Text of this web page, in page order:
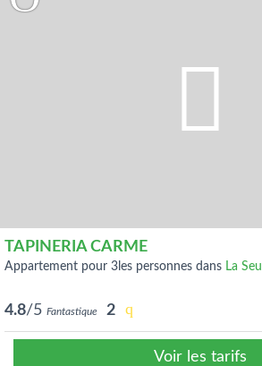
TAPINERIA CARME
appartement pour 3les personnes dans La Seu
4.8/5 Fantastique 2
Voir les tarifs